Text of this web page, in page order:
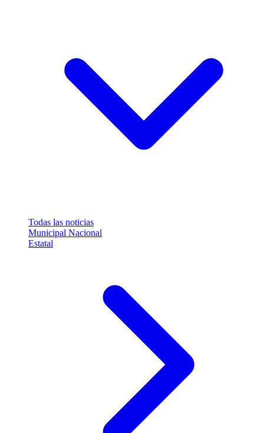
Todas las noticias
Municipal Nacional
Estatal